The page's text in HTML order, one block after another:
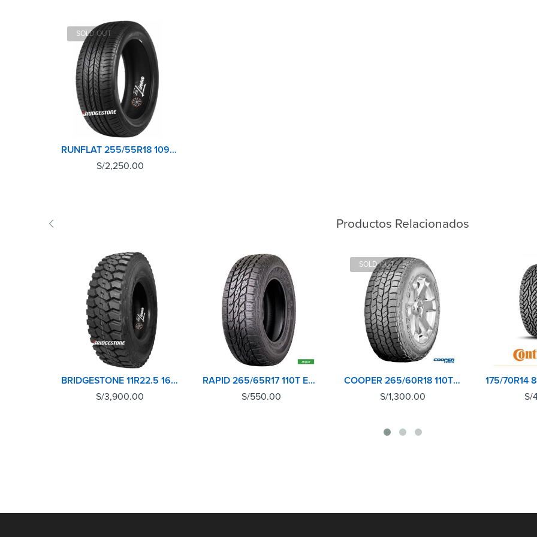
SOLD OUT
RUNFLAT 255/55R18 109H D400 BRIDGESTONE
S/2,250.00
Productos Relacionados
BRIDGESTONE 11R22.5 16 PR L355 POSTERIOR
S/3,900.00
RAPID 265/65R17 110T ECOLANDER AT
S/550.00
SOLD OUT
COOPER 265/60R18 110T DISCOVERER AT3 4S TIRE
S/1,300.00 S/